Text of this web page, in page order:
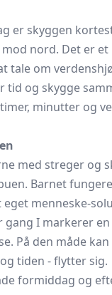
er skyggen
nord. Det er
tale om
tid og skygge
minutter og
med streger og
Barnet
menneske-
gang I markerer
På den måde kan
tiden - flytter sig.
formiddag og